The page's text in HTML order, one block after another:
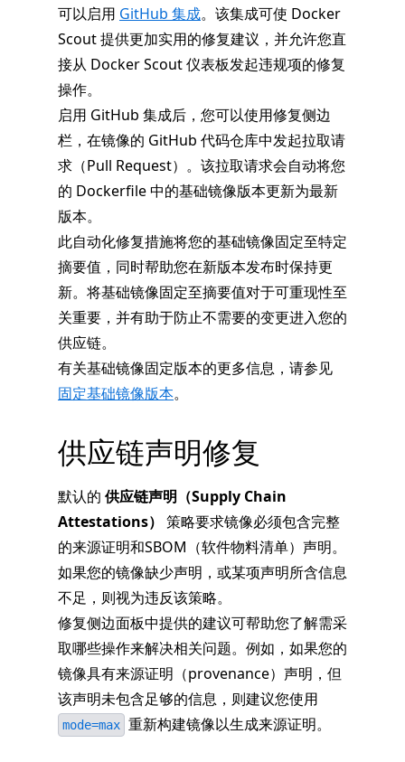
可以启用 GitHub 集成。该集成可使 Docker
Scout 提供更加实用的修复建议，并允许您直
接从 Docker Scout 仪表板发起违规项的修复
操作。
启用 GitHub 集成后，您可以使用修复侧边
栏，在镜像的 GitHub 代码仓库中发起拉取请
求（Pull Request）。该拉取请求会自动将您
的 Dockerfile 中的基础镜像版本更新为最新
版本。
此自动化修复措施将您的基础镜像固定至特定
摘要值，同时帮助您在新版本发布时保持更
新。将基础镜像固定至摘要值对于可重现性至
关重要，并有助于防止不需要的变更进入您的
供应链。
有关基础镜像固定版本的更多信息，请参见
固定基础镜像版本。
供应链声明修复
默认的 供应链声明（Supply Chain
Attestations） 策略要求镜像必须包含完整
的来源证明和SBOM（软件物料清单）声明。
如果您的镜像缺少声明，或某项声明所含信息
不足，则视为违反该策略。
修复侧边面板中提供的建议可帮助您了解需采
取哪些操作来解决相关问题。例如，如果您的
镜像具有来源证明（provenance）声明，但
该声明未包含足够的信息，则建议您使用
mode=max 重新构建镜像以生成来源证明。